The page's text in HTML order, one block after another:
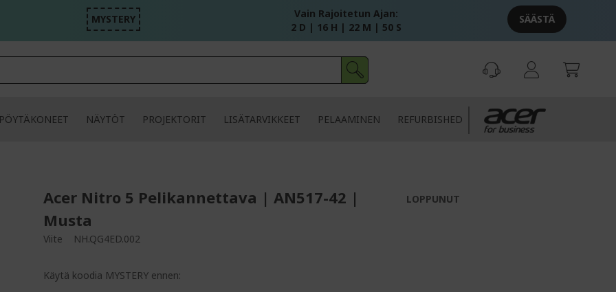
MYSTERY
Vain Rajoitetun Ajan:
2 D | 16 H | 22 M | 49 S
SÄÄSTÄ
PÖYTÄKONEET NÄYTÖT PROJEKTORIT LISÄTARVIKKEET PELAAMINEN REFURBISHED
Acer Nitro 5 Pelikannettava | AN517-42 |
Musta
Viite NH.QG4ED.002
Käytä koodia MYSTERY ennen:
LOPPUNUT